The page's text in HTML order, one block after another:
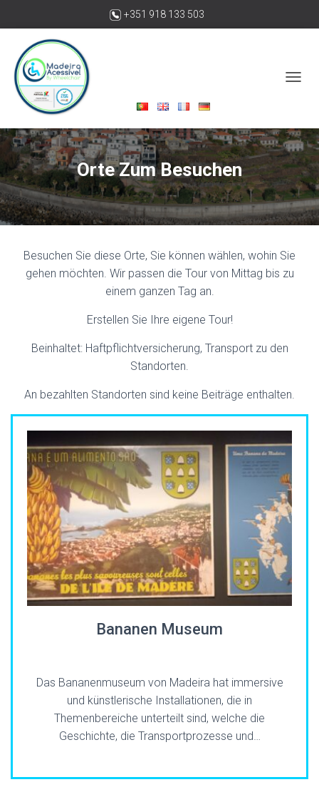
+351 918 133 503
madeiraacessivelbywheelchair@gmail.com
I
G
A
T
O
N
U
H
Orte Zum Besuchen
Besuchen Sie diese Orte, Sie können wählen, wohin Sie
gehen möchten. Wir passen die Tour von Mittag bis zu
einem ganzen Tag an.
Erstellen Sie Ihre eigene Tour!
Beinhaltet: Haftpflichtversicherung, Transport zu den
Standorten.
An bezahlten Standorten sind keine Beiträge enthalten.
Bananen Museum
Das Bananenmuseum von Madeira hat immersive
und künstlerische Installationen, die in
Themenbereiche unterteilt sind, welche die
Geschichte, die Transportprozesse und…